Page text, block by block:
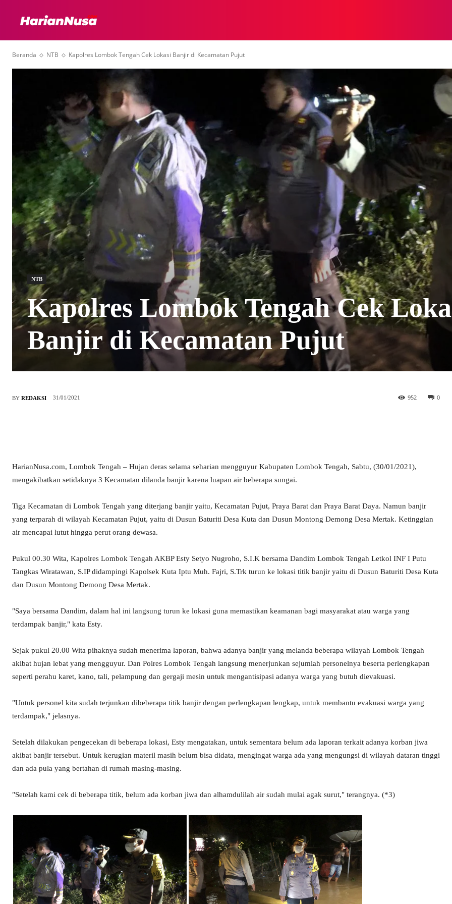
Beranda NTB Kapolres Lombok Tengah Cek Lokasi Banjir di Kecamatan Pujut
NTB
Kapolres Lombok Tengah Cek
Banjir di Kecamatan Pujut
BY REDAKSI 31/01/2021 0
952
HarianNusa.com, Lombok Tengah – Hujan deras selama seharian mengguyur Kabupaten Lombok Tengah, Sabtu, (30/01/2021),
mengakibatkan setidaknya 3 Kecamatan dilanda banjir karena luapan air beberapa sungai.
Tiga Kecamatan di Lombok Tengah yang diterjang banjir yaitu, Kecamatan Pujut, Praya Barat dan Praya Barat Daya. Namun banjir
yang terparah di wilayah Kecamatan Pujut, yaitu di Dusun Baturiti Desa Kuta dan Dusun Montong Demong Desa Mertak. Ketinggian
air mencapai lutut hingga perut orang dewasa.
Pukul 00.30 Wita, Kapolres Lombok Tengah AKBP Esty Setyo Nugroho, S.I.K bersama Dandim Lombok Tengah Letkol INF I Putu
Tangkas Wiratawan, S.IP didampingi Kapolsek Kuta Iptu Muh. Fajri, S.Trk turun ke lokasi titik banjir yaitu di Dusun Baturiti Desa Kuta
dan Dusun Montong Demong Desa Mertak.
"Saya bersama Dandim, dalam hal ini langsung turun ke lokasi guna memastikan keamanan bagi masyarakat atau warga yang
terdampak banjir," kata Esty.
Sejak pukul 20.00 Wita pihaknya sudah menerima laporan, bahwa adanya banjir yang melanda beberapa wilayah Lombok Tengah
akibat hujan lebat yang mengguyur. Dan Polres Lombok Tengah langsung menerjunkan sejumlah personelnya beserta perlengkapan
seperti perahu karet, kano, tali, pelampung dan gergaji mesin untuk mengantisipasi adanya warga yang butuh dievakuasi.
"Untuk personel kita sudah terjunkan dibeberapa titik banjir dengan perlengkapan lengkap, untuk membantu evakuasi warga yang
terdampak," jelasnya.
Setelah dilakukan pengecekan di beberapa lokasi, Esty mengatakan, untuk sementara belum ada laporan terkait adanya korban jiwa
akibat banjir tersebut. Untuk kerugian materil masih belum bisa didata, mengingat warga ada yang mengungsi di wilayah dataran tinggi
dan ada pula yang bertahan di rumah masing-masing.
"Setelah kami cek di beberapa titik, belum ada korban jiwa dan alhamdulilah air sudah mulai agak surut," terangnya. (*3)